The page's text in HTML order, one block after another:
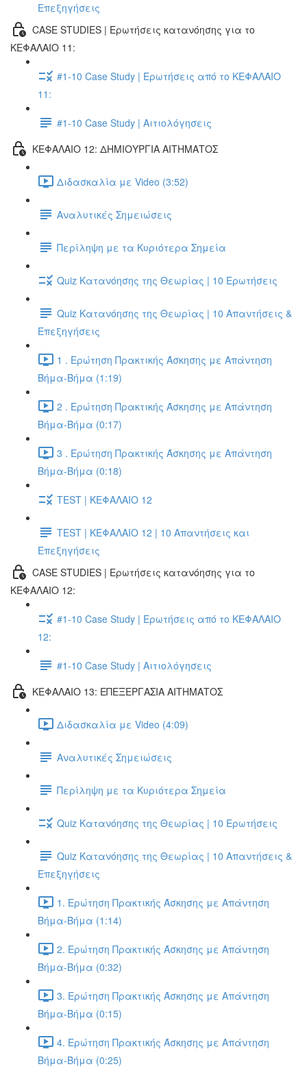
Επεξηγήσεις
CASE STUDIES | Ερωτήσεις κατανόησης για το
ΚΕΦΑΛΑΙΟ 11:
#1-10 Case Study | Ερωτήσεις από το ΚΕΦΑΛΑΙΟ
11:
#1-10 Case Study | Αιτιολόγησεις
ΚΕΦΑΛΑΙΟ 12: ΔΗΜΙΟΥΡΓΙΑ ΑΙΤΗΜΑΤΟΣ
Διδασκαλία με Video (3:52)
Αναλυτικές Σημειώσεις
Περίληψη με τα Κυριότερα Σημεία
Quiz Κατανόησης της Θεωρίας | 10 Ερωτήσεις
Quiz Κατανόησης της Θεωρίας | 10 Απαντήσεις &
Επεξηγήσεις
1 . Ερώτηση Πρακτικής Άσκησης με Απάντηση
Βήμα-Βήμα (1:19)
2 . Ερώτηση Πρακτικής Άσκησης με Απάντηση
Βήμα-Βήμα (0:17)
3 . Ερώτηση Πρακτικής Άσκησης με Απάντηση
Βήμα-Βήμα (0:18)
TEST | ΚΕΦΑΛΑΙΟ 12
TEST | ΚΕΦΑΛΑΙΟ 12 | 10 Απαντήσεις και
Επεξηγήσεις
CASE STUDIES | Ερωτήσεις κατανόησης για το
ΚΕΦΑΛΑΙΟ 12:
#1-10 Case Study | Ερωτήσεις από το ΚΕΦΑΛΑΙΟ
12:
#1-10 Case Study | Αιτιολόγησεις
ΚΕΦΑΛΑΙΟ 13: ΕΠΕΞΕΡΓΑΣΙΑ ΑΙΤΗΜΑΤΟΣ
Διδασκαλία με Video (4:09)
Αναλυτικές Σημειώσεις
Περίληψη με τα Κυριότερα Σημεία
Quiz Κατανόησης της Θεωρίας | 10 Ερωτήσεις
Quiz Κατανόησης της Θεωρίας | 10 Απαντήσεις &
Επεξηγήσεις
1. Ερώτηση Πρακτικής Άσκησης με Απάντηση
Βήμα-Βήμα (1:14)
2. Ερώτηση Πρακτικής Άσκησης με Απάντηση
Βήμα-Βήμα (0:32)
3. Ερώτηση Πρακτικής Άσκησης με Απάντηση
Βήμα-Βήμα (0:15)
4. Ερώτηση Πρακτικής Άσκησης με Απάντηση
Βήμα-Βήμα (0:25)